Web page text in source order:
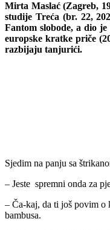
Mirta Maslać (Zagreb,
studije Treća (br. 22,
Fantom slobode, a dio
europske kratke priče
razbijaju tanjurići.
Sjedim na panju sa
– Jeste spremni onda za
– Ča-kaj, da ti još povim o
bambusa.